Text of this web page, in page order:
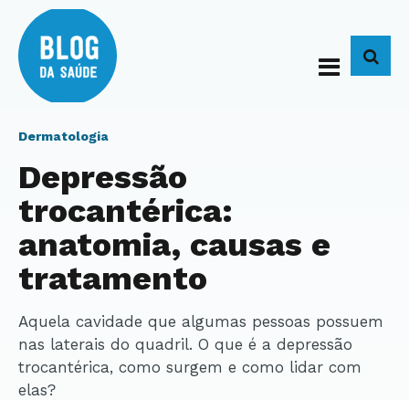
Dermatologia
Depressão
trocantérica:
anatomia, causas e
tratamento
Aquela cavidade que algumas pessoas possuem
nas laterais do quadril. O que é a depressão
trocantérica, como surgem e como lidar com
elas?